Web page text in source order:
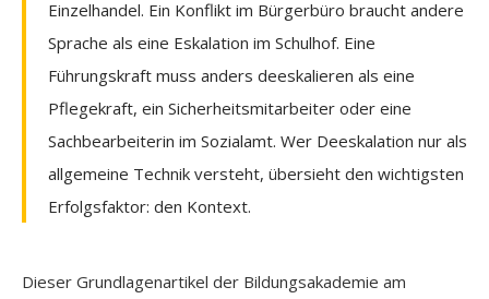
Einzelhandel. Ein Konflikt im Bürgerbüro braucht andere
Sprache als eine Eskalation im Schulhof. Eine
Führungskraft muss anders deeskalieren als eine
Pflegekraft, ein Sicherheitsmitarbeiter oder eine
Sachbearbeiterin im Sozialamt. Wer Deeskalation nur als
allgemeine Technik versteht, übersieht den wichtigsten
Erfolgsfaktor: den Kontext.
Dieser Grundlagenartikel der Bildungsakademie am